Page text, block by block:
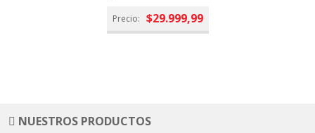
Precio: $29.999,99
NUESTROS PRODUCTOS